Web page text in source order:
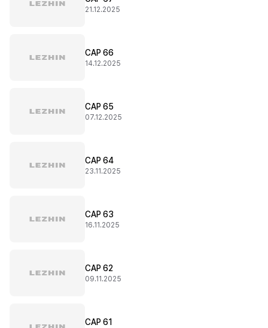
21.12.2025
CAP 66
14.12.2025
CAP 65
07.12.2025
CAP 64
23.11.2025
CAP 63
16.11.2025
CAP 62
09.11.2025
CAP 61